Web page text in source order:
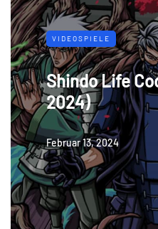
VIDEOSPIELE
Shindo Life
2024)
Februar 13, 2024